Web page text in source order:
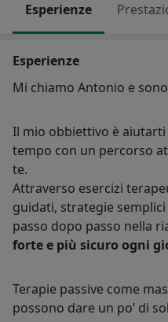
Esperienze
Esperienze
Mi chiamo Antonio e
Il mio obbiettivo è
tempo con un percorso
te.
Attraverso esercizi
guidati, strategie
passo dopo passo nella
forte e più sicuro ogni
Terapie passive come
possono dare un po’ di